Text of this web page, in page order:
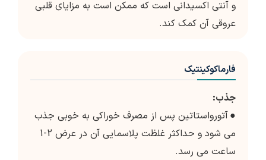
و آنتی اکسیدانی است که ممکن است به مزایای قلبی
عروقی آن کمک کند.
فارماکوکینتیک
جذب:
●آتورواستاتین پس از مصرف خوراکی به خوبی جذب
می شود و حداکثر غلظت پلاسمایی آن در عرض 2-1
ساعت می رسد.